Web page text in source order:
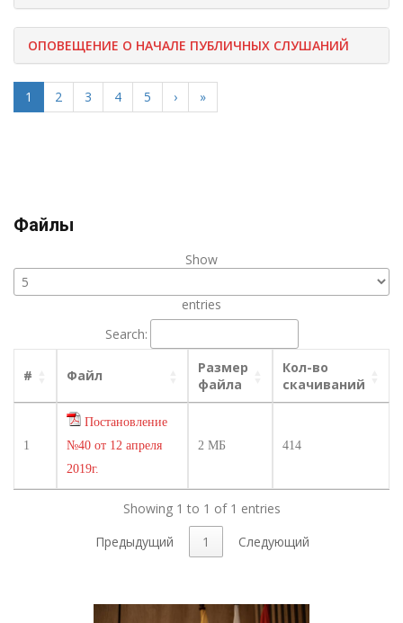
ОПОВЕЩЕНИЕ О НАЧАЛЕ ПУБЛИЧНЫХ СЛУШАНИЙ
1 2 3 4 5 › »
Файлы
Show
entries
Search:
# Файл
Размер
файла
Кол-во
скачиваний
1
Постановление
№40 от 12 апреля
2019г.
2 МБ 414
Showing 1 to 1 of 1 entries
Предыдущий
1 Следующий